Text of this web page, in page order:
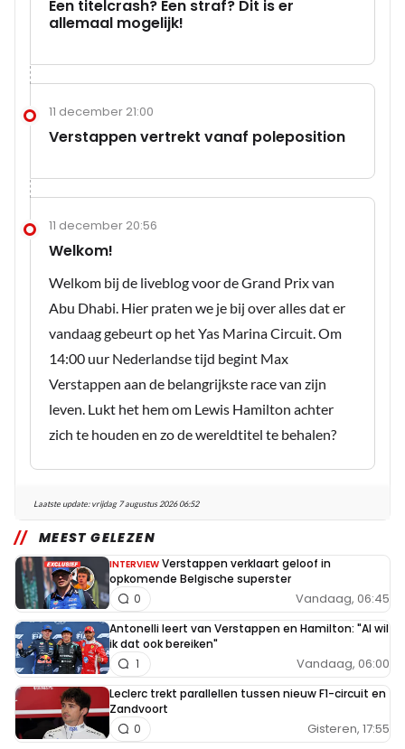
Een titelcrash? Een straf? Dit is er
allemaal mogelijk!
11 december 21:00
Verstappen vertrekt vanaf poleposition
11 december 20:56
Welkom!
Welkom bij de liveblog voor de Grand Prix van
Abu Dhabi. Hier praten we je bij over alles dat er
vandaag gebeurt op het Yas Marina Circuit. Om
14:00 uur Nederlandse tijd begint Max
Verstappen aan de belangrijkste race van zijn
leven. Lukt het hem om Lewis Hamilton achter
zich te houden en zo de wereldtitel te behalen?
Laatste update: vrijdag 7 augustus 2026 06:52
MEEST GELEZEN
INTERVIEW Verstappen verklaart geloof in
opkomende Belgische superster
Vandaag, 06:45
0
Antonelli leert van Verstappen en Hamilton: "Al wil
ik dat ook bereiken"
Vandaag, 06:00
1
Leclerc trekt parallellen tussen nieuw F1-circuit en
Zandvoort
Gisteren, 17:55
0